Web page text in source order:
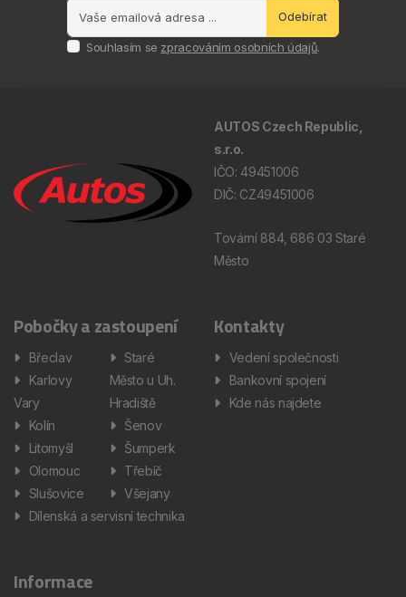
Odebírat
Souhlasím se zpracováním osobních údajů.
AUTOS Czech Republic,
s.r.o.
IČO: 49451006
DIČ: CZ49451006
Tovární 884, 686 03 Staré
Město
Pobočky a zastoupení
Břeclav
Karlovy
Vary
Kolín
Litomyšl
Olomouc
Slušovice
Staré
Město u Uh.
Hradiště
Šenov
Šumperk
Třebíč
Všejany
Dílenská a servisní technika
Kontakty
Vedení společnosti
Bankovní spojení
Kde nás najdete
Informace